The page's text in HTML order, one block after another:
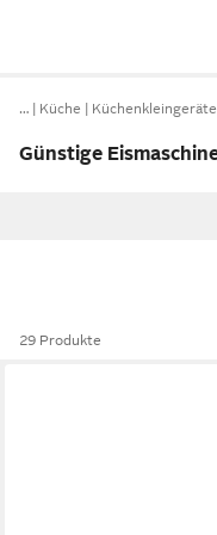
… Küche Küchenkleingeräte
Günstige
29 Produkte